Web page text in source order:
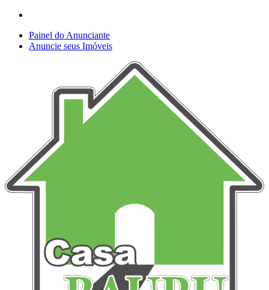
Painel do Anunciante
Anuncie seus Imóveis